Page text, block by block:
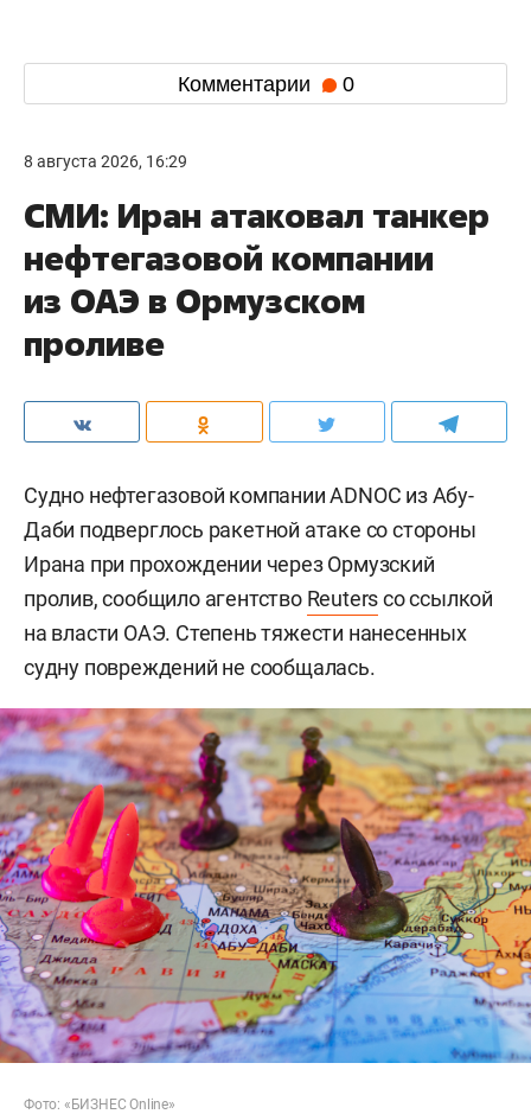
Комментарии 0
8 августа 2026, 16:29
СМИ: Иран атаковал танкер
нефтегазовой компании
из ОАЭ в Ормузском
проливе
Судно нефтегазовой компании ADNOC из Абу-
Даби подверглось ракетной атаке со стороны
Ирана при прохождении через Ормузский
пролив, сообщило агентство Reutersсо ссылкой
на власти ОАЭ. Степень тяжести нанесенных
судну повреждений не сообщалась.
Фото: «БИЗНЕС Online»